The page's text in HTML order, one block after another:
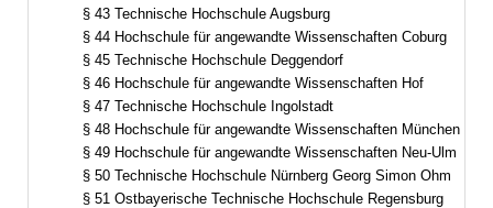
§ 43 Technische Hochschule Augsburg
§ 44 Hochschule für angewandte Wissenschaften Coburg
§ 45 Technische Hochschule Deggendorf
§ 46 Hochschule für angewandte Wissenschaften Hof
§ 47 Technische Hochschule Ingolstadt
§ 48 Hochschule für angewandte Wissenschaften München
§ 49 Hochschule für angewandte Wissenschaften Neu-Ulm
§ 50 Technische Hochschule Nürnberg Georg Simon Ohm
§ 51 Ostbayerische Technische Hochschule Regensburg